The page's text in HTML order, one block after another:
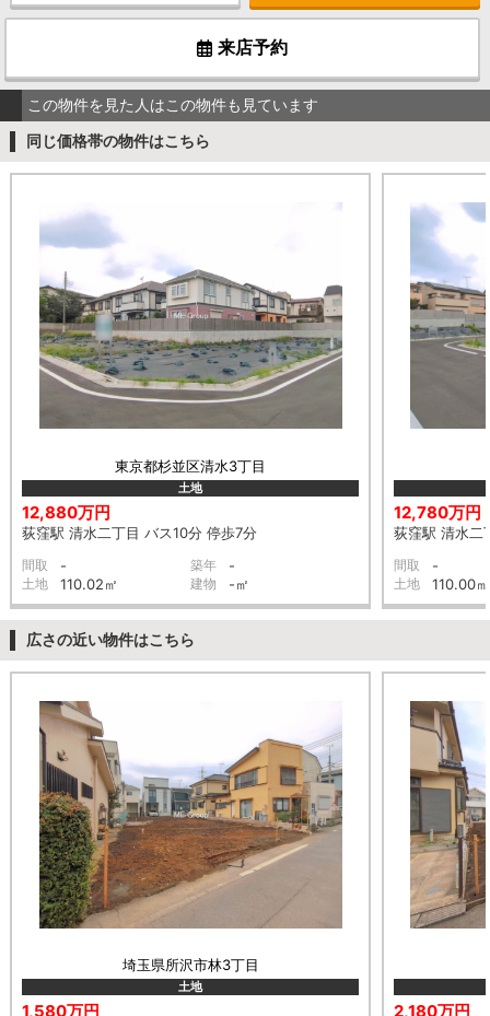
来店予約
この物件を見た人はこの物件も見ています
同じ価格帯の物件はこちら
東京都杉並区清水3丁目
土地
12,880万円
荻窪駅 清水二丁目 バス10分 停歩7分
間取 - 築年 -
土地 110.02㎡ 建物 -㎡
12,780万円
荻窪駅 清水二
間取 -
土地 110.00㎡
広さの近い物件はこちら
埼玉県所沢市林3丁目
土地
1,580万円 2,180万円